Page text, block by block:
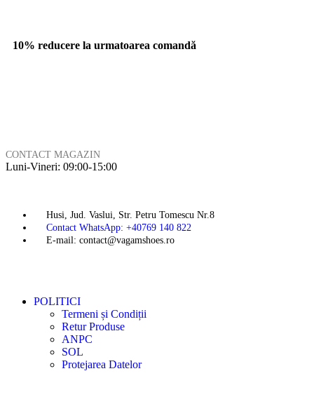
10% reducere la urmatoarea comandă
CONTACT MAGAZIN
Luni-Vineri: 09:00-15:00
Husi, Jud. Vaslui, Str. Petru Tomescu Nr.8
Contact WhatsApp: +40769 140 822
E-mail: contact@vagamshoes.ro
POLITICI
Termeni și Condiții
Retur Produse
ANPC
SOL
Protejarea Datelor